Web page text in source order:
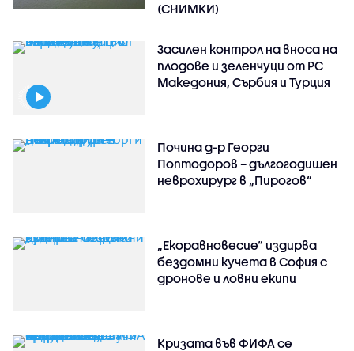
(СНИМКИ)
Засилен контрол на вноса на
плодове и зеленчуци от РС
Македония, Сърбия и Турция
Почина д-р Георги
Поптодоров – дългогодишен
неврохирург в „Пирогов“
„Екоравновесие“ издирва
бездомни кучета в София с
дронове и ловни екипи
Кризата във ФИФА се